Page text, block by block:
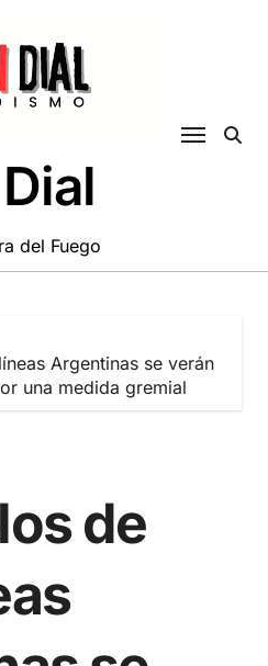
del Fuego
Argentinas se verán
una medida gremial
de